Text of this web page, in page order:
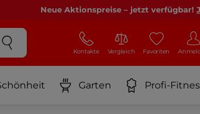
Neue Aktionspreise – jetzt verfügbar!
Kontakte Vergleich Favoriten
Garten Profi-